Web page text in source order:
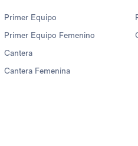
Primer Equipo
Primer Equipo Femenino
Cantera
Cantera Femenina